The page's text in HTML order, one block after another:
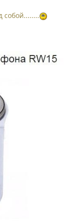
собой........